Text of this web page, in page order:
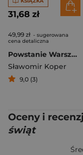
31,68 zł
49,99 zł - sugerowana
cena detaliczna
Powstanie Warszawskie. Między faktami a legendą
Sławomir Koper
9,0 (3)
Oceny i
świąt